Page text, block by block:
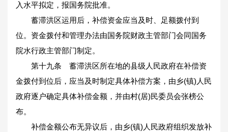
入水平拟定，报国务院批准。
蓄滞洪区运用后，补偿资金应当及时、足额拨付到
位。资金拨付和管理办法由国务院财政主管部门会同国务
院水行政主管部门制定。
第十九条 蓄滞洪区所在地的县级人民政府在补偿资
金拨付到位后，应当及时制定具体补偿方案，由乡(镇)人民
政府逐户确定具体补偿金额，并由村(居)民委员会张榜公
布。
补偿金额公布无异议后，由乡(镇)人民政府组织发放补